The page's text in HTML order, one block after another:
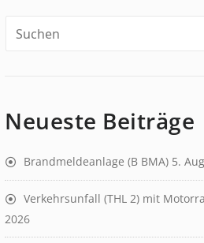
Neueste Beiträge
Brandmeldeanlage (B BMA) 5.
Verkehrsunfall (THL 2) mit
2026